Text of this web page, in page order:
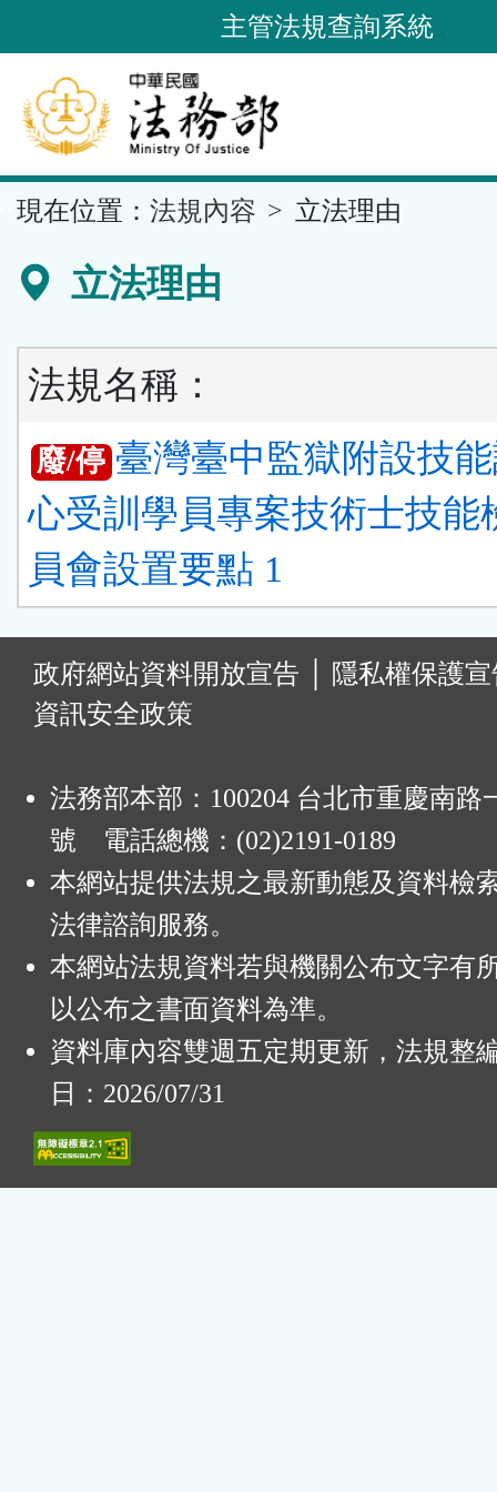
到
要
內
容
區
主管法規查詢系統
現在位置： 法規內容 立法理由
立法理由
法規名稱：
廢/停 臺灣臺中監獄附設技
心受訓學員專案技術士技能
員會設置要點 1
政府網站資料開放宣告
隱私權保護
資訊安全政策
法務部本部：100204 台北市重慶南路
號 電話總機：(02)2191-0189
本網站提供法規之最新動態及資料檢
法律諮詢服務。
本網站法規資料若與機關公布文字有
以公布之書面資料為準。
資料庫內容雙週五定期更新，法規整
日：2026/07/31